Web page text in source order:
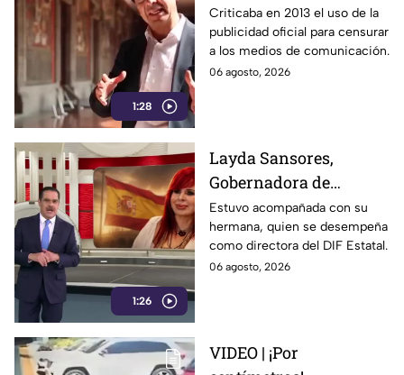
1:28
figura clave en la
estrategia de censura
del gobierno
Criticaba en 2013 el uso de la
publicidad oficial para censurar
a los medios de comunicación.
06 agosto, 2026
1:26
Layda Sansores,
Gobernadora de
Campeche, fue captada
viajando en primera
clase rumbo a Madrid
Estuvo acompañada con su
hermana, quien se desempeña
como directora del DIF Estatal.
06 agosto, 2026
VIDEO | ¡Por